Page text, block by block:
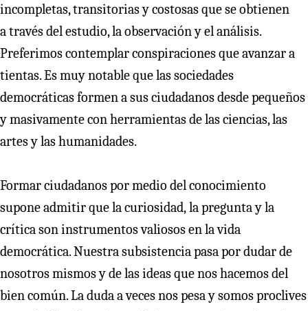
incompletas, transitorias y costosas que se obtienen
a través del estudio, la observación y el análisis.
Preferimos contemplar conspiraciones que avanzar a
tientas. Es muy notable que las sociedades
democráticas formen a sus ciudadanos desde pequeños
y masivamente con herramientas de las ciencias, las
artes y las humanidades.
Formar ciudadanos por medio del conocimiento
supone admitir que la curiosidad, la pregunta y la
crítica son instrumentos valiosos en la vida
democrática. Nuestra subsistencia pasa por dudar de
nosotros mismos y de las ideas que nos hacemos del
bien común. La duda a veces nos pesa y somos proclives